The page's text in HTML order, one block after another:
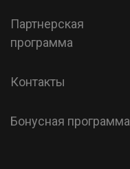
Партнерская
программа
Контакты
Бонусная программа